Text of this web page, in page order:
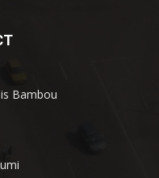
Bambou